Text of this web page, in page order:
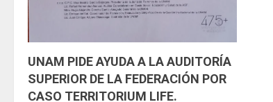
UNAM PIDE AYUDA A LA AUDITORÍA
SUPERIOR DE LA FEDERACIÓN POR
CASO TERRITORIUM LIFE.